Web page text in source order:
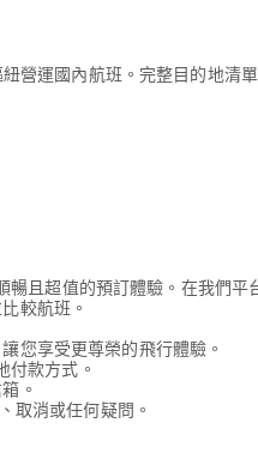
運國內航班。完整目的地清
且超值的預訂體驗。在我們平
較航班。
您享受更尊榮的飛行體驗。
付款方式。
。
取消或任何疑問。